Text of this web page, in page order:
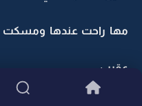
مها راحت عندها ومسكت
عقرب..